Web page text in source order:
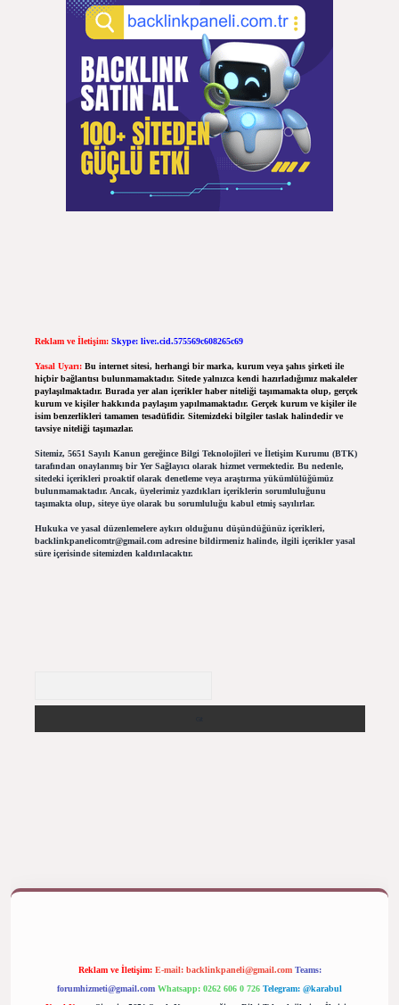
Reklam ve İletişim: Skype: live:.cid.575569c608265c69
Yasal Uyarı: Bu internet sitesi, herhangi bir marka, kurum veya şahıs şirketi ile
hiçbir bağlantısı bulunmamaktadır. Sitede yalnızca kendi hazırladığımız makaleler
paylaşılmaktadır. Burada yer alan içerikler haber niteliği taşımamakta olup, gerçek
kurum ve kişiler hakkında paylaşım yapılmamaktadır. Gerçek kurum ve kişiler ile
isim benzerlikleri tamamen tesadüfidir. Sitemizdeki bilgiler taslak halindedir ve
tavsiye niteliği taşımazlar.
Sitemiz, 5651 Sayılı Kanun gereğince Bilgi Teknolojileri ve İletişim Kurumu (BTK)
tarafından onaylanmış bir Yer Sağlayıcı olarak hizmet vermektedir. Bu nedenle,
sitedeki içerikleri proaktif olarak denetleme veya araştırma yükümlülüğümüz
bulunmamaktadır. Ancak, üyelerimiz yazdıkları içeriklerin sorumluluğunu
taşımakta olup, siteye üye olarak bu sorumluluğu kabul etmiş sayılırlar.
Hukuka ve yasal düzenlemelere aykırı olduğunu düşündüğünüz içerikleri,
backlinkpanelicomtr@gmail.comadresine bildirmeniz halinde, ilgili içerikler yasal
süre içerisinde sitemizden kaldırılacaktır.
Reklam ve İletişim: E-mail: backlinkpaneli@gmail.com Teams:
forumhizmeti@gmail.com Whatsapp: 0262 606 0 726 Telegram: @karabul